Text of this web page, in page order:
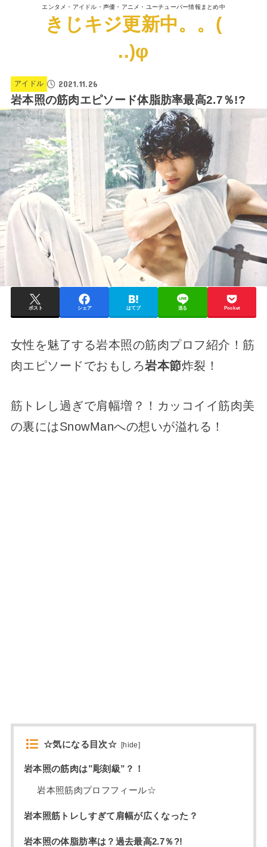
エンタメ・アイドル・声優・アニメ・ユーチューバー情報まとめ中
きじキジ更新中。。(
..)φ
アイドル 2021.11.26
岩本照の筋肉エピソード体脂肪率最高2.7％!?
ポスト シェア はてブ 送る Pocket
女性を魅了する岩本照の筋肉プロフ紹介！筋
肉エピソードでおもしろ岩本節炸裂！
筋トレし過ぎで肩幅増？！カッコイイ筋肉美
の裏にはSnowManへの想いが溢れる！
☆気になる目次☆ [hide]
岩本照の筋肉は”彫刻級”？！
岩本照筋肉プロフフィール☆
岩本照筋トレしすぎて肩幅が広くなった？
岩本照の体脂肪率は？過去最高2.7％?!